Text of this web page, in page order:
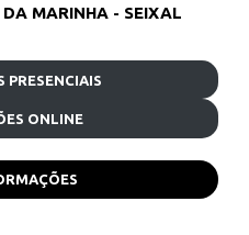
MARINHA - SEIXAL
PRESENCIAIS
ONLINE